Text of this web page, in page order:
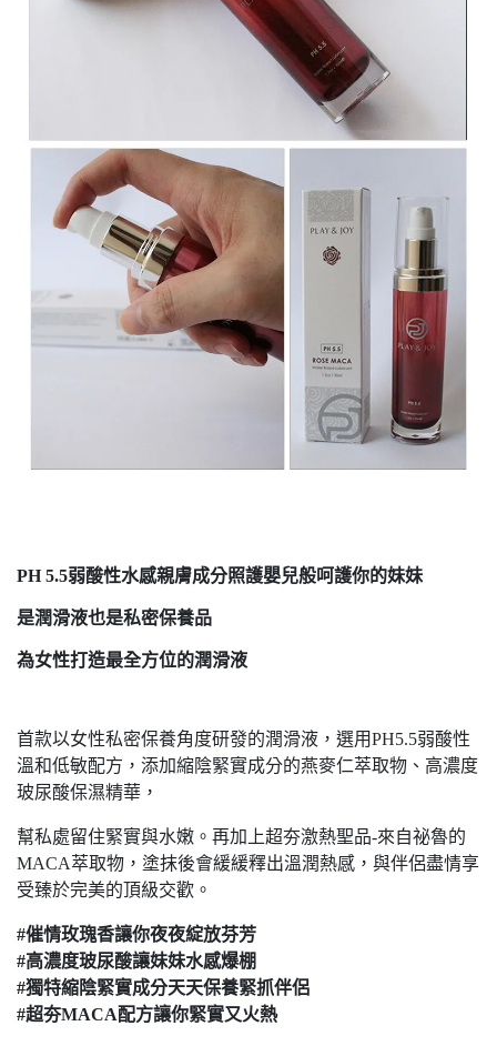
PH 5.5弱酸性水感親膚成分照護嬰兒般呵護你的妹妹
是潤滑液也是私密保養品
為女性打造最全方位的潤滑液
首款以女性私密保養角度研發的潤滑液，選用PH5.5弱酸性
溫和低敏配方，添加縮陰緊實成分的燕麥仁萃取物、高濃度
玻尿酸保濕精華，
幫私處留住緊實與水嫩。再加上超夯激熱聖品-來自祕魯的
MACA萃取物，塗抹後會緩緩釋出溫潤熱感，與伴侶盡情享
受臻於完美的頂級交歡。
#催情玫瑰香讓你夜夜綻放芬芳
#高濃度玻尿酸讓妹妹水感爆棚
#獨特縮陰緊實成分天天保養緊抓伴侶
#超夯MACA配方讓你緊實又火熱